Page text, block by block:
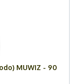
MUWIZ - 90